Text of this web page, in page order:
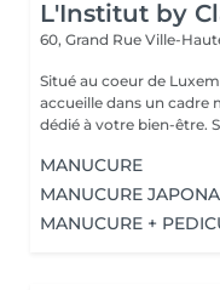
L'Institut by
60, Grand Rue Ville-
Situé au coeur de
accueille dans un cadre
MANUCURE
MANUCURE
MANUCURE +